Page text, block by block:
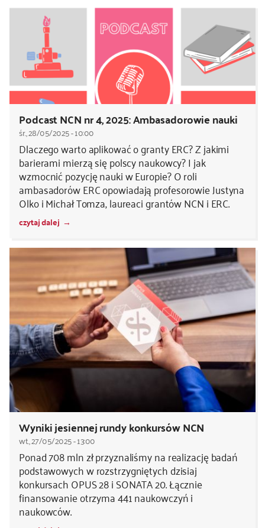
Podcast NCN nr 4, 2025: Ambasadorowie nauki
śr., 28/05/2025 - 10:00
Dlaczego warto aplikować o granty ERC? Z jakimi
barierami mierzą się polscy naukowcy? I jak
wzmocnić pozycję nauki w Europie? O roli
ambasadorów ERC opowiadają profesorowie Justyna
Olko i Michał Tomza, laureaci grantów NCN i ERC.
czytaj dalej
Wyniki jesiennej rundy konkursów NCN
wt., 27/05/2025 - 13:00
Ponad 708 mln zł przyznaliśmy na realizację badań
podstawowych w rozstrzygniętych dzisiaj
konkursach OPUS 28 i SONATA 20. Łącznie
finansowanie otrzyma 441 naukowczyń i
naukowców.